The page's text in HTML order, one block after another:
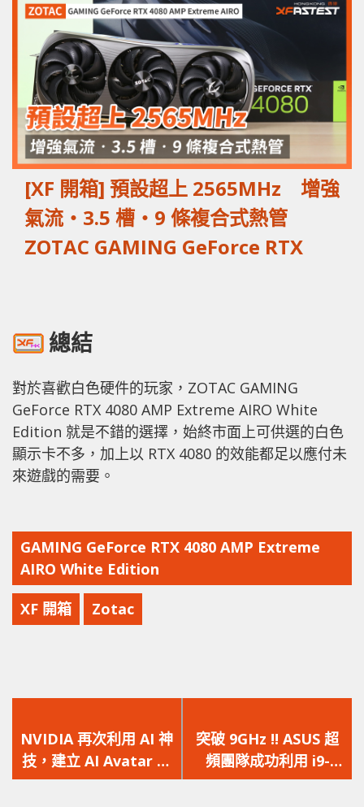
總結
對於喜歡白色硬件的玩家，ZOTAC GAMING
GeForce RTX 4080 AMP Extreme AIRO White
Edition 就是不錯的選擇，始終市面上可供選的白色
顯示卡不多，加上以 RTX 4080 的效能都足以應付未
來遊戲的需要。
GAMING GeForce RTX 4080 AMP Extreme
AIRO White Edition
XF 開箱 Zotac
一
篇
文
NVIDIA 再次利用 AI 神
技，建立 AI Avatar 演
唱《Jingle Bells》
一
篇
文
突破 9GHz !! ASUS 超
頻團隊成功利用 i9-
13900K 超頻創下